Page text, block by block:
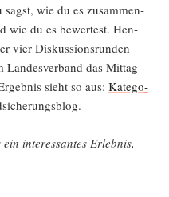
sagst, wie du es zusam­men­
wie du es bewer­test. Hen­
vier Dis­kus­si­ons­run­den
Lan­des­ver­band das Mit­tag­
sieht so aus: Kate­go­
inter­es­san­tes Erleb­nis,